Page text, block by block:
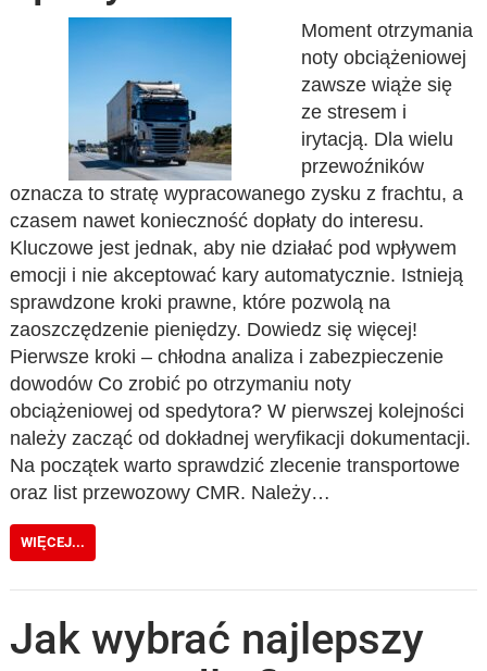
Moment otrzymania
noty obciążeniowej
zawsze wiąże się
ze stresem i
irytacją. Dla wielu
przewoźników
oznacza to stratę wypracowanego zysku z frachtu, a
czasem nawet konieczność dopłaty do interesu.
Kluczowe jest jednak, aby nie działać pod wpływem
emocji i nie akceptować kary automatycznie. Istnieją
sprawdzone kroki prawne, które pozwolą na
zaoszczędzenie pieniędzy. Dowiedz się więcej!
Pierwsze kroki – chłodna analiza i zabezpieczenie
dowodów Co zrobić po otrzymaniu noty
obciążeniowej od spedytora? W pierwszej kolejności
należy zacząć od dokładnej weryfikacji dokumentacji.
Na początek warto sprawdzić zlecenie transportowe
oraz list przewozowy CMR. Należy…
WIĘCEJ...
Jak wybrać najlepszy